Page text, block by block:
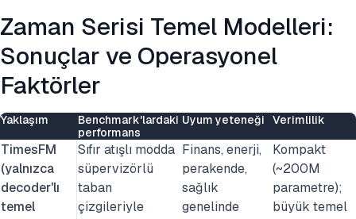
Zaman Serisi Temel Modelleri:
Sonuçlar ve Operasyonel
Faktörler
Yaklaşım
Benchmark'lardaki
performans
Uyum yeteneği Verimlilik
TimesFM
(yalnızca
decoder'lı
temel
Sıfır atışlı modda
süpervizörlü
taban
çizgileriyle
Finans, enerji,
perakende,
sağlık
genelinde
Kompakt
(~200M
parametre);
büyük temel